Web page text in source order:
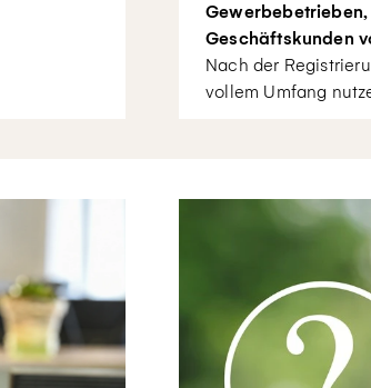
Geschäftskunden
Nach der
vollem Umfang